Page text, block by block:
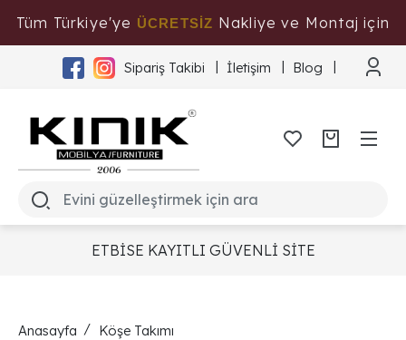
Tüm Türkiye'ye ÜCRETSİZ Nakliye ve Montaj için
Tıklayınız
Sipariş Takibi İletişim Blog
ETBİSE KAYITLI GÜVENLİ SİTE
Anasayfa Köşe Takımı